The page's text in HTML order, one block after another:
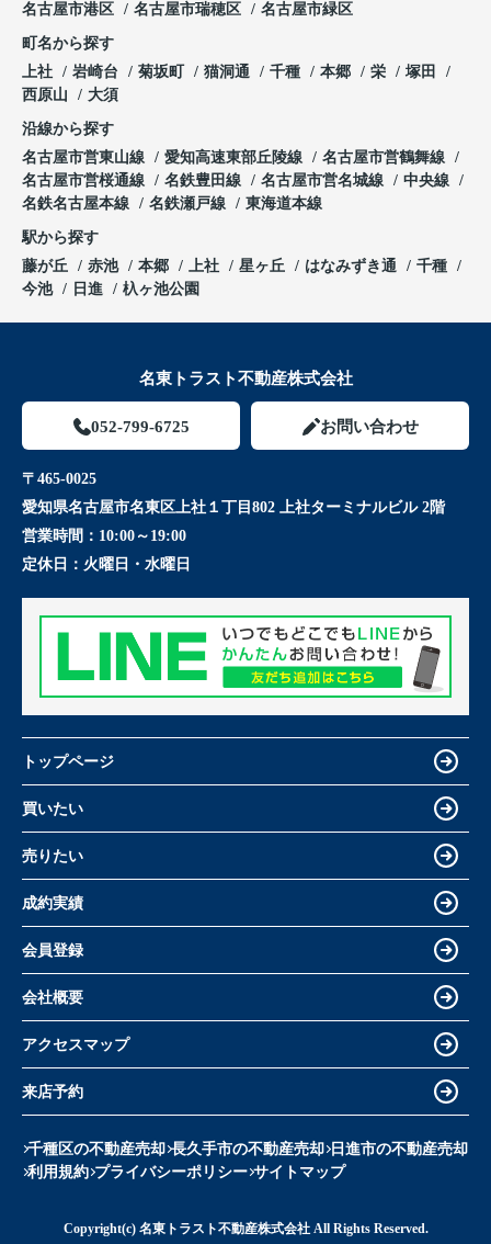
名古屋市港区
名古屋市瑞穂区 名古屋市緑区
町名から探す
上社
岩崎台 菊坂町 猫洞通 千種 本郷 栄
塚田
西原山
大須
沿線から探す
名古屋市営東山線
愛知高速東部丘陵線
名古屋市営鶴舞線
名古屋市営桜通線
名鉄豊田線 名古屋市営名城線
中央線
名鉄名古屋本線
名鉄瀬戸線 東海道本線
駅から探す
藤が丘
赤池 本郷 上社 星ヶ丘 はなみずき通
千種
今池
日進 杁ヶ池公園
名東トラスト不動産株式会社
052-799-6725 お問い合わせ
〒465-0025
愛知県名古屋市名東区上社１丁目802 上社ターミナルビル 2階
営業時間： 10:00～19:00
定休日： 火曜日・水曜日
トップページ
買いたい
売りたい
成約実績
会員登録
会社概要
アクセスマップ
来店予約
千種区の不動産売却 長久手市の不動産売却 日進市の不動産売却
利用規約 プライバシーポリシー サイトマップ
Copyright(c) 名東トラスト不動産株式会社 All Rights Reserved.